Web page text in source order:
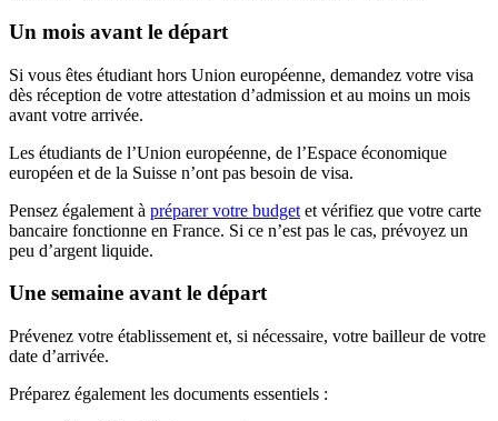
Un mois avant le départ
Si vous êtes étudiant hors Union européenne, demandez votre visa
dès réception de votre attestation d’admission et au moins un mois
avant votre arrivée.
Les étudiants de l’Union européenne, de l’Espace économique
européen et de la Suisse n’ont pas besoin de visa.
Pensez également à préparer votre budget et vérifiez que votre carte
bancaire fonctionne en France. Si ce n’est pas le cas, prévoyez un
peu d’argent liquide.
Une semaine avant le départ
Prévenez votre établissement et, si nécessaire, votre bailleur de votre
date d’arrivée.
Préparez également les documents essentiels :